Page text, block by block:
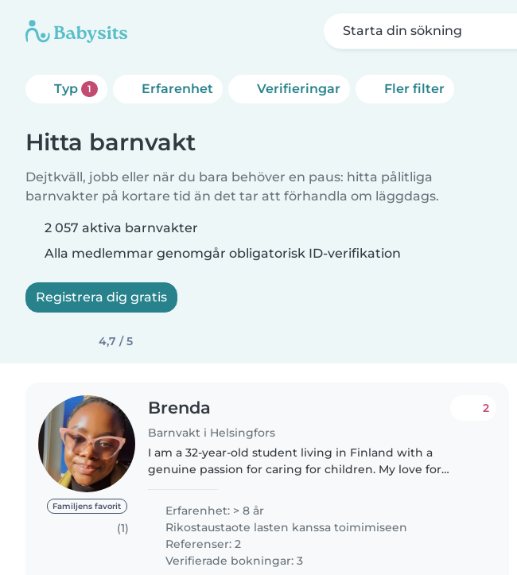
Starta din sökning
Typ 1 Erfarenhet Verifieringar Fler filter
Hitta barnvakt
Dejtkväll, jobb eller när du bara behöver en paus: hitta pålitliga
barnvakter på kortare tid än det tar att förhandla om läggdags.
2 057 aktiva barnvakter
Alla medlemmar genomgår obligatorisk ID-verifikation
Registrera dig gratis
4,7 / 5
Familjens favorit
(1)
Brenda
Barnvakt i Helsingfors
2
I am a 32-year-old student living in Finland with a
genuine passion for caring for children. My love for
siblings, cousins, nieces,..
Erfarenhet: > 8 år
Rikostaustaote lasten kanssa toimimiseen
Referenser: 2
Verifierade bokningar: 3